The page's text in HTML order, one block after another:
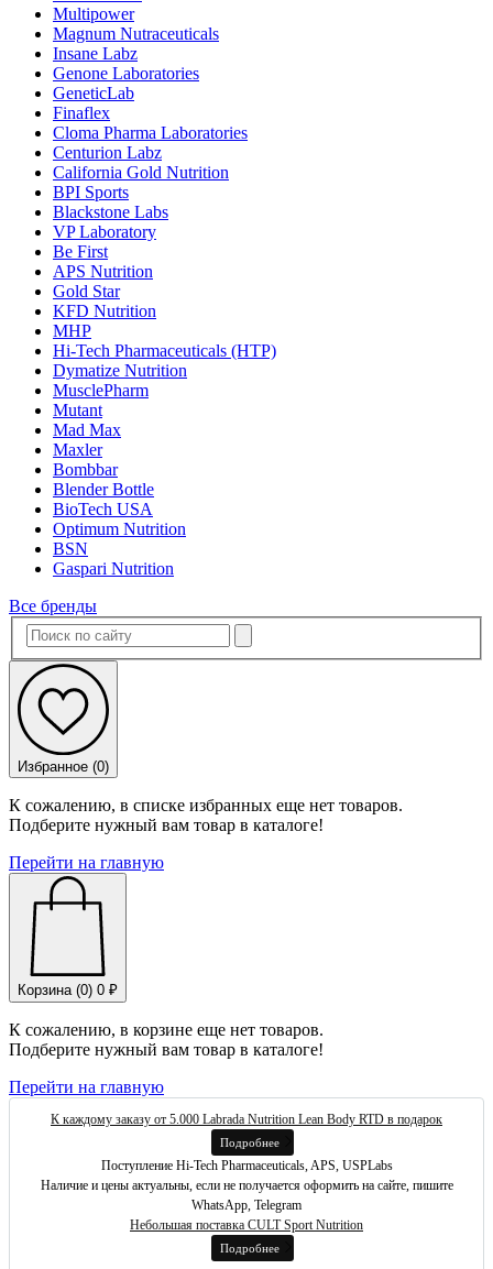
Multipower
Magnum Nutraceuticals
Insane Labz
Genone Laboratories
GeneticLab
Finaflex
Cloma Pharma Laboratories
Centurion Labz
California Gold Nutrition
BPI Sports
Blackstone Labs
VP Laboratory
Be First
APS Nutrition
Gold Star
KFD Nutrition
MHP
Hi-Tech Pharmaceuticals (HTP)
Dymatize Nutrition
MusclePharm
Mutant
Mad Max
Maxler
Bombbar
Blender Bottle
BioTech USA
Optimum Nutrition
BSN
Gaspari Nutrition
Все бренды
Избранное (0)
К сожалению, в списке избранных еще нет товаров.
Подберите нужный вам товар в каталоге!
Перейти на главную
Корзина (0) 0 ₽
К сожалению, в корзине еще нет товаров.
Подберите нужный вам товар в каталоге!
Перейти на главную
К каждому заказу от 5.000 Labrada Nutrition Lean Body RTD в подарок
Подробнее
Поступление Hi-Tech Pharmaceuticals, APS, USPLabs
Наличие и цены актуальны, если не получается оформить на сайте, пишите
WhatsApp, Telegram
Небольшая поставка CULT Sport Nutrition
Подробнее